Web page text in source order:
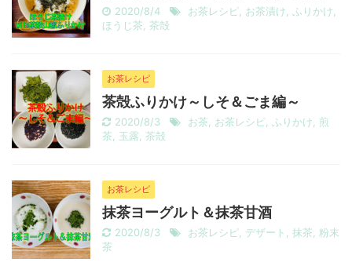
2020/8/4 お茶レシピ お茶漬け ふりかけ
ほうじ茶 茶殻
お茶レシピ
茶殻ふりかけ～しそ＆ごま編～
2020/8/3 お茶 お茶レシピ ふりかけ
煎
茶
玉露 茶殻
お茶レシピ
抹茶ヨーグルト＆抹茶甘酒
2020/8/3 お茶レシピ デザート 抹茶
粉末
茶